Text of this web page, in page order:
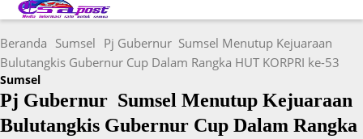
Beranda Sumsel Pj Gubernur Sumsel Menutup Kejuaraan
Bulutangkis Gubernur Cup Dalam Rangka HUT KORPRI ke-53
Sumsel
Pj Gubernur Sumsel Menutup Kejuaraan
Bulutangkis Gubernur Cup Dalam Rangka